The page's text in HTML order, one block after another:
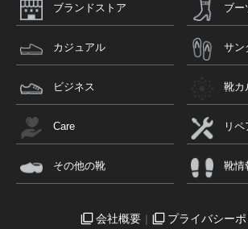
ブランドストア ブー
カジュアル サン
ビジネス 靴カ
Care リ
その他の靴 靴情
会社概要 プライバシー